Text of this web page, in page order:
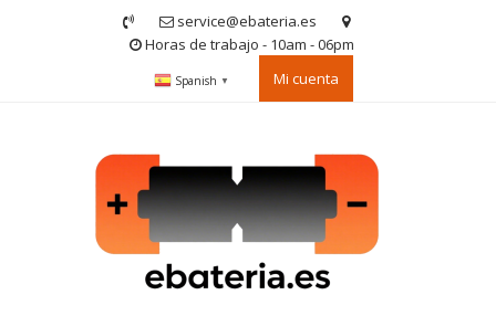
service@ebateria.es
Horas de trabajo - 10am - 06pm
Spanish ▼ Mi cuenta